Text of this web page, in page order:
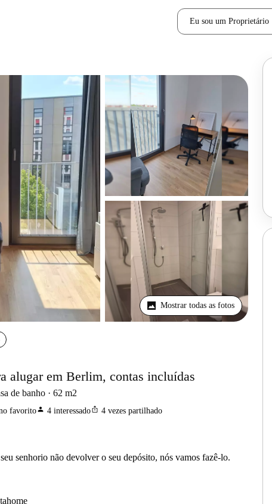
Eu sou um Proprietário
Mostrar todas as fotos
alugar em Berlim, contas incluídas
de banho 62 m2
favoritoperson 4 interessadoios_share 4 vezes partilhado
senhorio não devolver o seu depósito, nós vamos fazê-lo.